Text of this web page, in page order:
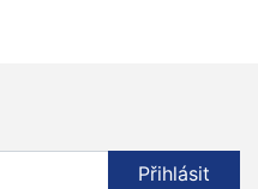
Přihlásit